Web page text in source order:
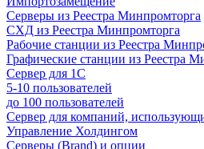
Серверы из Реестра Минпромторга
СХД из Реестра Минпромторга
Рабочие станции из Реестра
Графические станции из Реестра
Сервер для 1С
5-10 пользователей
до 100 пользователей
Сервер для компаний,
Управление Холдингом
Серверы (Brand) и опции